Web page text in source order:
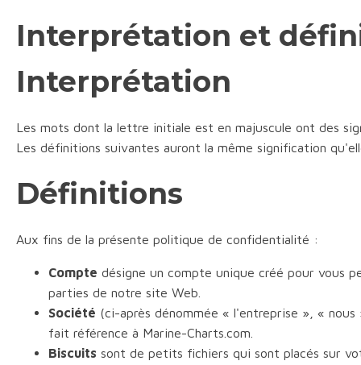
Interprétation et
Interprétation
Les mots dont la lettre initiale est en majuscule ont des
Les définitions suivantes auront la même signification
Définitions
Aux fins de la présente politique de confidentialité :
Compte désigne un compte unique créé pour vous
parties de notre site Web.
Société (ci-après dénommée « l'entreprise », «
fait référence à Marine-Charts.com.
Biscuits sont de petits fichiers qui sont placés sur